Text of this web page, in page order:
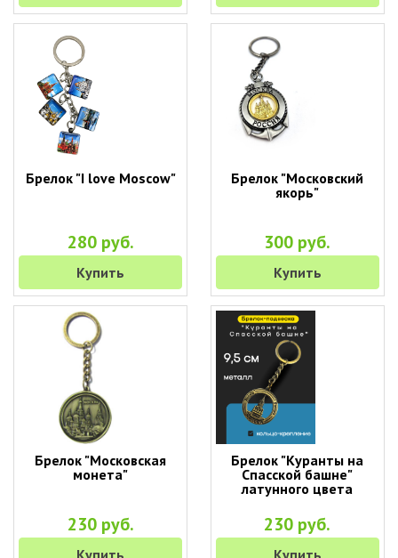
Брелок "I love Moscow"
280 руб.
Купить
Брелок "Московский
якорь"
300 руб.
Купить
Брелок "Московская
монета"
230 руб.
Купить
Брелок "Куранты на
Спасской башне"
латунного цвета
230 руб.
Купить